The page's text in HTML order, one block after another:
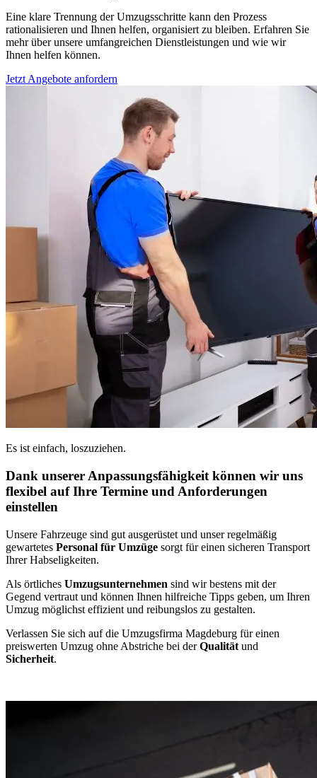
Eine klare Trennung der Umzugsschritte kann den Prozess
rationalisieren und Ihnen helfen, organisiert zu bleiben. Erfahren Sie
mehr über unsere umfangreichen Dienstleistungen und wie wir
Ihnen helfen können.
Jetzt Angebote anfordern
Es ist einfach, loszuziehen.
Dank unserer Anpassungsfähigkeit können wir uns
flexibel auf Ihre Termine und Anforderungen
einstellen
Unsere Fahrzeuge sind gut ausgerüstet und unser regelmäßig
gewartetes Personal für Umzüge sorgt für einen sicheren Transport
Ihrer Habseligkeiten.
Als örtliches Umzugsunternehmen sind wir bestens mit der
Gegend vertraut und können Ihnen hilfreiche Tipps geben, um Ihren
Umzug möglichst effizient und reibungslos zu gestalten.
Verlassen Sie sich auf die Umzugsfirma Magdeburg für einen
preiswerten Umzug ohne Abstriche bei derQualität und
Sicherheit.